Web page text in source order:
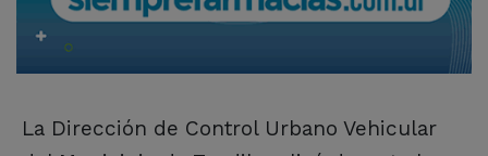
La Dirección de Control Urbano Vehicular